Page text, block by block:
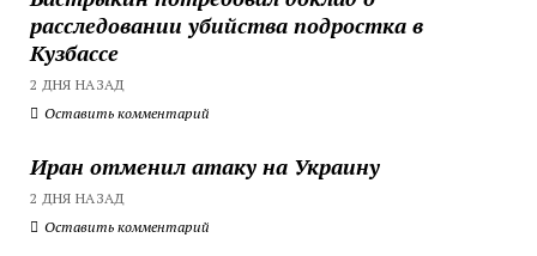
расследовании убийства подростка в
Кузбассе
2 ДНЯ НАЗАД
Оставить комментарий
Иран отменил атаку на Украину
2 ДНЯ НАЗАД
Оставить комментарий